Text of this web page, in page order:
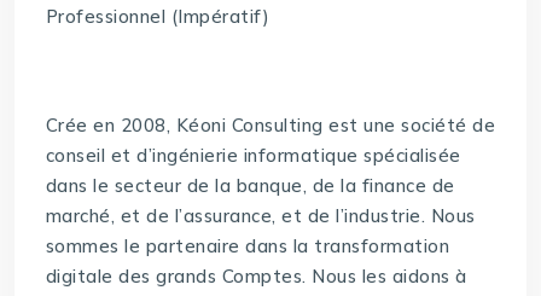
Professionnel (Impératif)
Crée en 2008, Kéoni Consulting est une société de
conseil et d’ingénierie informatique spécialisée
dans le secteur de la banque, de la finance de
marché, et de l’assurance, et de l’industrie. Nous
sommes le partenaire dans la transformation
digitale des grands Comptes. Nous les aidons à